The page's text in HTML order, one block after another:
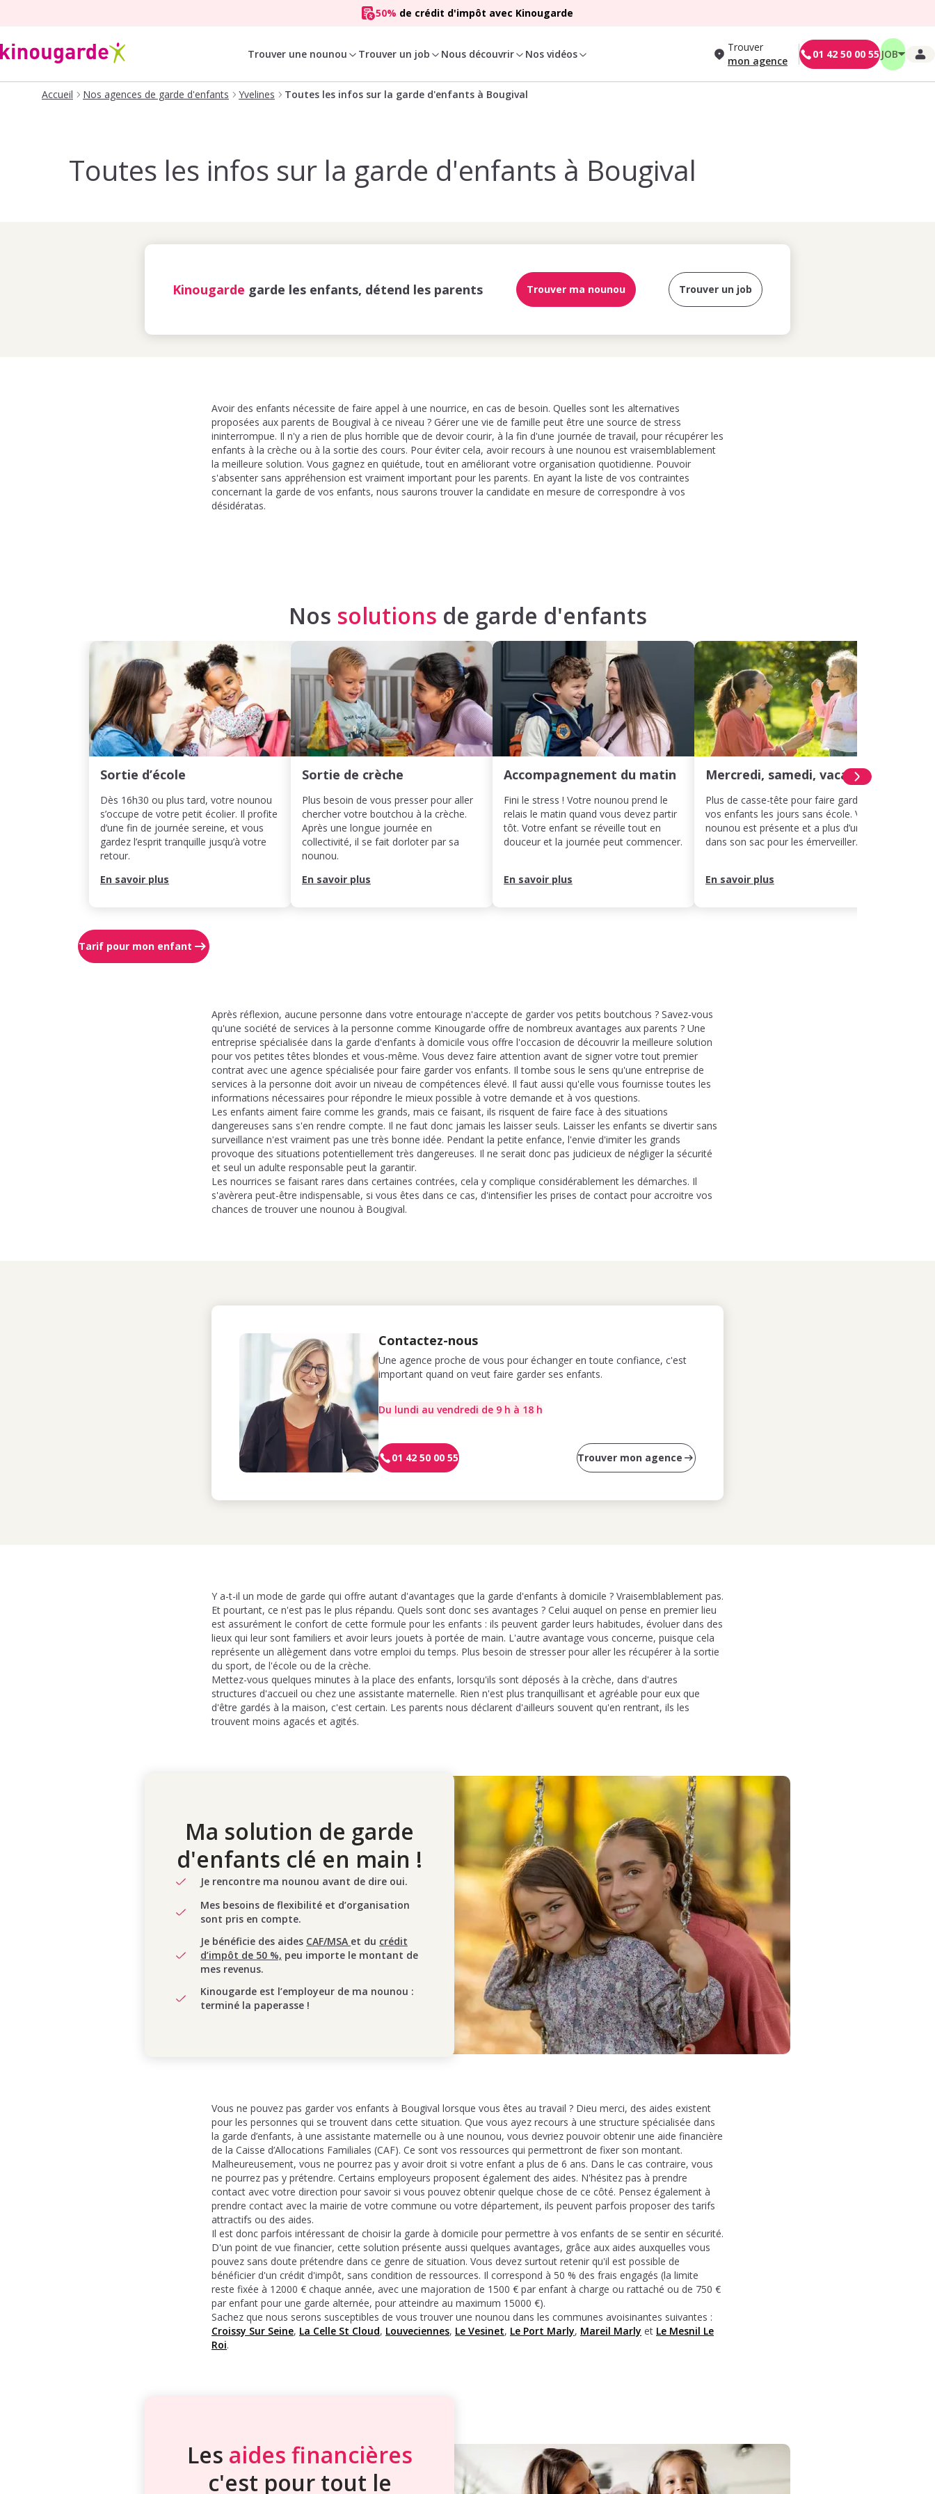
50% de crédit d'impôt avec Kinougarde
Trouver une nounou Trouver un job Nous découvrir Nos vidéos
Trouver
mon agence
01 42 50 00 55 JOB
Accueil Nos agences de garde d'enfants Yvelines Toutes les infos sur la garde d'enfants à Bougival
Toutes les infos sur la garde d'enfants à Bougival
Kinougarde garde les enfants, détend les parents Trouver ma nounou Trouver un job
Avoir des enfants nécessite de faire appel à une nourrice, en cas de besoin. Quelles sont les alternatives
proposées aux parents de Bougival à ce niveau ? Gérer une vie de famille peut être une source de stress
ininterrompue. Il n'y a rien de plus horrible que de devoir courir, à la fin d'une journée de travail, pour récupérer les
enfants à la crèche ou à la sortie des cours. Pour éviter cela, avoir recours à une nounou est vraisemblablement
la meilleure solution. Vous gagnez en quiétude, tout en améliorant votre organisation quotidienne. Pouvoir
s'absenter sans appréhension est vraiment important pour les parents. En ayant la liste de vos contraintes
concernant la garde de vos enfants, nous saurons trouver la candidate en mesure de correspondre à vos
désidératas.
Nos solutions de garde d'enfants
Sortie d’école
Dès 16h30 ou plus tard, votre nounou
s’occupe de votre petit écolier. Il profite
d’une fin de journée sereine, et vous
gardez l’esprit tranquille jusqu’à votre
retour.
En savoir plus
Sortie de crèche
Plus besoin de vous presser pour aller
chercher votre boutchou à la crèche.
Après une longue journée en
collectivité, il se fait dorloter par sa
nounou.
En savoir plus
Accompagnement du matin
Fini le stress ! Votre nounou prend le
relais le matin quand vous devez partir
tôt. Votre enfant se réveille tout en
douceur et la journée peut commencer.
En savoir plus
Mercredi, samedi, vacances
Plus de casse-tête pour faire garder
vos enfants les jours sans école. Votre
nounou est présente et a plus d’un tour
dans son sac pour les émerveiller.
En savoir plus
Tarif pour mon enfant
Après réflexion, aucune personne dans votre entourage n'accepte de garder vos petits boutchous ? Savez-vous
qu'une société de services à la personne comme Kinougarde offre de nombreux avantages aux parents ? Une
entreprise spécialisée dans la garde d'enfants à domicile vous offre l'occasion de découvrir la meilleure solution
pour vos petites têtes blondes et vous-même. Vous devez faire attention avant de signer votre tout premier
contrat avec une agence spécialisée pour faire garder vos enfants. Il tombe sous le sens qu'une entreprise de
services à la personne doit avoir un niveau de compétences élevé. Il faut aussi qu'elle vous fournisse toutes les
informations nécessaires pour répondre le mieux possible à votre demande et à vos questions.
Les enfants aiment faire comme les grands, mais ce faisant, ils risquent de faire face à des situations
dangereuses sans s'en rendre compte. Il ne faut donc jamais les laisser seuls. Laisser les enfants se divertir sans
surveillance n'est vraiment pas une très bonne idée. Pendant la petite enfance, l'envie d'imiter les grands
provoque des situations potentiellement très dangereuses. Il ne serait donc pas judicieux de négliger la sécurité
et seul un adulte responsable peut la garantir.
Les nourrices se faisant rares dans certaines contrées, cela y complique considérablement les démarches. Il
s'avèrera peut-être indispensable, si vous êtes dans ce cas, d'intensifier les prises de contact pour accroitre vos
chances de trouver une nounou à Bougival.
Contactez-nous
Une agence proche de vous pour échanger en toute confiance, c'est
important quand on veut faire garder ses enfants.
Du lundi au vendredi de 9 h à 18 h
01 42 50 00 55 Trouver mon agence
Y a-t-il un mode de garde qui offre autant d'avantages que la garde d'enfants à domicile ? Vraisemblablement pas.
Et pourtant, ce n'est pas le plus répandu. Quels sont donc ses avantages ? Celui auquel on pense en premier lieu
est assurément le confort de cette formule pour les enfants : ils peuvent garder leurs habitudes, évoluer dans des
lieux qui leur sont familiers et avoir leurs jouets à portée de main. L'autre avantage vous concerne, puisque cela
représente un allègement dans votre emploi du temps. Plus besoin de stresser pour aller les récupérer à la sortie
du sport, de l'école ou de la crèche.
Mettez-vous quelques minutes à la place des enfants, lorsqu'ils sont déposés à la crèche, dans d'autres
structures d'accueil ou chez une assistante maternelle. Rien n'est plus tranquillisant et agréable pour eux que
d'être gardés à la maison, c'est certain. Les parents nous déclarent d'ailleurs souvent qu'en rentrant, ils les
trouvent moins agacés et agités.
Ma solution de garde
d'enfants clé en main !
Je rencontre ma nounou avant de dire oui.
Mes besoins de flexibilité et d’organisation
sont pris en compte.
Je bénéficie des aides CAF/MSA et du crédit
d’impôt de 50 %, peu importe le montant de
mes revenus.
Kinougarde est l’employeur de ma nounou :
terminé la paperasse !
Vous ne pouvez pas garder vos enfants à Bougival lorsque vous êtes au travail ? Dieu merci, des aides existent
pour les personnes qui se trouvent dans cette situation. Que vous ayez recours à une structure spécialisée dans
la garde d’enfants, à une assistante maternelle ou à une nounou, vous devriez pouvoir obtenir une aide financière
de la Caisse d’Allocations Familiales (CAF). Ce sont vos ressources qui permettront de fixer son montant.
Malheureusement, vous ne pourrez pas y avoir droit si votre enfant a plus de 6 ans. Dans le cas contraire, vous
ne pourrez pas y prétendre. Certains employeurs proposent également des aides. N'hésitez pas à prendre
contact avec votre direction pour savoir si vous pouvez obtenir quelque chose de ce côté. Pensez également à
prendre contact avec la mairie de votre commune ou votre département, ils peuvent parfois proposer des tarifs
attractifs ou des aides.
Il est donc parfois intéressant de choisir la garde à domicile pour permettre à vos enfants de se sentir en sécurité.
D'un point de vue financier, cette solution présente aussi quelques avantages, grâce aux aides auxquelles vous
pouvez sans doute prétendre dans ce genre de situation. Vous devez surtout retenir qu'il est possible de
bénéficier d'un crédit d'impôt, sans condition de ressources. Il correspond à 50 % des frais engagés (la limite
reste fixée à 12000 € chaque année, avec une majoration de 1500 € par enfant à charge ou rattaché ou de 750 €
par enfant pour une garde alternée, pour atteindre au maximum 15000 €).
Sachez que nous serons susceptibles de vous trouver une nounou dans les communes avoisinantes suivantes :
Croissy Sur Seine, La Celle St Cloud, Louveciennes, Le Vesinet, Le Port Marly, Mareil Marly et Le Mesnil Le
Roi.
Les aides financières
c'est pour tout le